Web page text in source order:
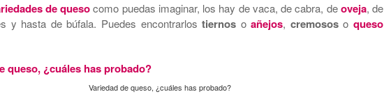
de queso como puedas imaginar, los hay de vaca, de cabra, deoveja, de
y hasta de búfala. Puedes encontrarlostiernos oañejos, cremososoqueso
Variedad de queso, ¿cuáles has probado?